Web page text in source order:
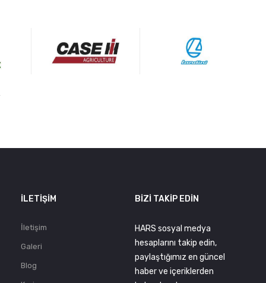
İLETIŞIM
İletişim
Galeri
Blog
BIZI TAKIP EDIN
HARS sosyal medya
hesaplarını takip edin,
paylaştığımız en güncel
haber ve içeriklerden